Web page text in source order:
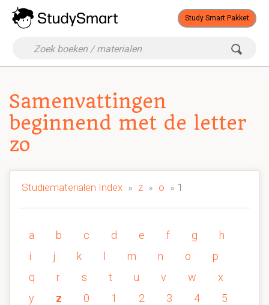
Study Smart Pakket
Samenvattingen
beginnend met de letter
zo
Studiematerialen Index » z » o » 1
a b c d e f g
h
i
j k m n o
p
q
r s t u v w
x
y
z 0 1 2 3 4
5